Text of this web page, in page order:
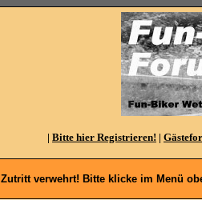
| Bitte hier Registrieren! |
Zutritt verwehrt! Bitte klicke im Menü